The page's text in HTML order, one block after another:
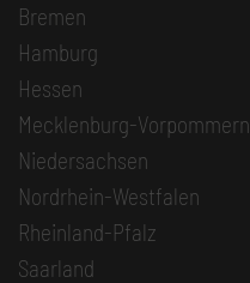
Bremen
Hamburg
Hessen
Mecklenburg-Vorpommern
Niedersachsen
Nordrhein-Westfalen
Rheinland-Pfalz
Saarland